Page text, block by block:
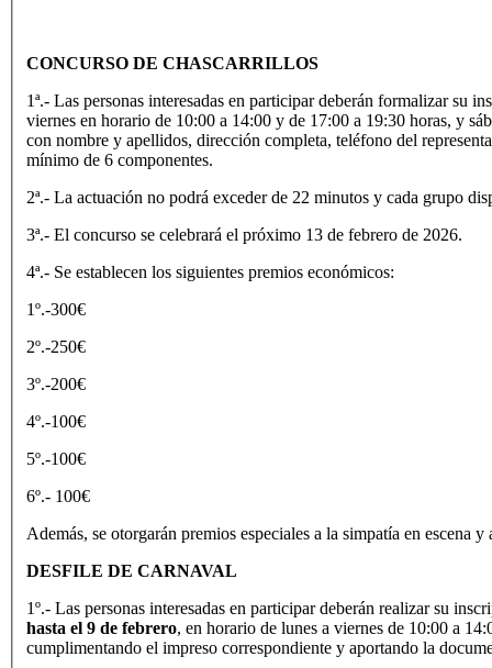
CONCURSO DE CHASCARRILLOS
1ª.- Las personas interesadas en participar deberán formalizar su
viernes en horario de 10:00 a 14:00 y de 17:00 a 19:30 horas, y
con nombre y apellidos, dirección completa, teléfono del
mínimo de 6 componentes.
2ª.- La actuación no podrá exceder de 22 minutos y cada grupo
3ª.- El concurso se celebrará el próximo 13 de febrero de 2026.
4ª.- Se establecen los siguientes premios económicos:
1º.-300€
2º.-250€
3º.-200€
4º.-100€
5º.-100€
6º.- 100€
Además, se otorgarán premios especiales a la simpatía en escena
DESFILE DE CARNAVAL
1º.- Las personas interesadas en participar deberán realizar su
hasta el 9 de febrero, en horario de lunes a viernes de 10:00 a
cumplimentando el impreso correspondiente y aportando la